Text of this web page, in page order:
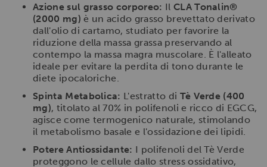
Azione sul grasso corporeo: Il CLA Tonalin®
(2000 mg) è un acido grasso brevettato derivato
dall'olio di cartamo, studiato per favorire la
riduzione della massa grassa preservando al
contempo la massa magra muscolare. È l'alleato
ideale per evitare la perdita di tono durante le
diete ipocaloriche.
Spinta Metabolica: L'estratto di Tè Verde (400
mg), titolato al 70% in polifenoli e ricco di EGCG,
agisce come termogenico naturale, stimolando
il metabolismo basale e l'ossidazione dei lipidi.
Potere Antiossidante: I polifenoli del Tè Verde
proteggono le cellule dallo stress ossidativo,